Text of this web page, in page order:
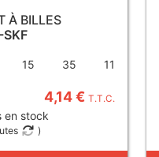
À BILLES
15 35 11
4,14 € T.T.C.
en stock
)